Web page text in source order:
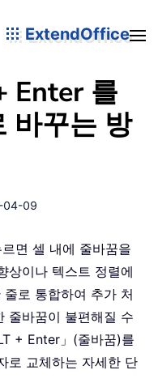
ExtendOffice
Enter 를
바꾸는 방
04-09
면 셀 내에 줄바꿈을
상이나 텍스트 정렬에
로 통합하여 추가 처
줄바꿈이 불편해질 수
+ Enter」(줄바꿈)를
로 교체하는 자세한 단